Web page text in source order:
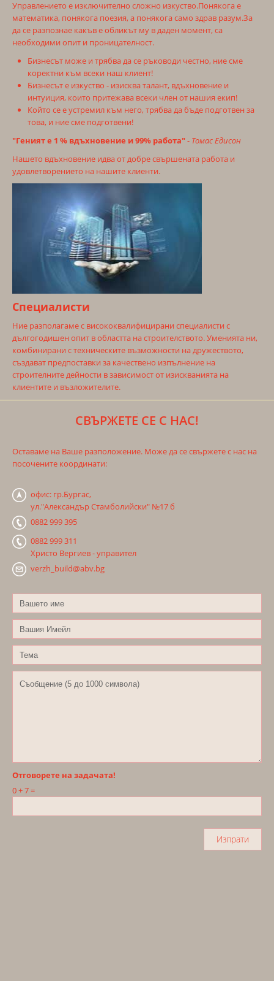
Управлението е изключително сложно изкуство.Понякога е
математика, понякога поезия, а понякога само здрав разум.За
да се разпознае какъв е обликът му в даден момент, са
необходими опит и проницателност.
Бизнесът може и трябва да се ръководи честно, ние сме
коректни към всеки наш клиент!
Бизнесът е изкуство - изисква талант, вдъхновение и
интуиция, които притежава всеки член от нашия екип!
Който се е устремил към него, трябва да бъде подготвен за
това, и ние сме подготвени!
"Геният е 1 % вдъхновение и 99% работа"- Томас Едисон
Нашето вдъхновение идва от добре свършената работа и
удовлетворението на нашите клиенти.
Специалисти
Ние разполагаме с висококвалифицирани специалисти с
дългогодишен опит в областта на строителството. Уменията ни,
комбинирани с техническите възможности на дружеството,
създават предпоставки за качествено изпълнение на
строителните дейности в зависимост от изискванията на
клиентите и възложителите.
СВЪРЖЕТЕ СЕ С НАС!
Оставаме на Ваше разположение. Може да се свържете с нас на
посочените координати:
офис: гр.Бургас,
ул."Александър Стамболийски" №17 б
0882 999 395
0882 999 311
Христо Вергиев - управител
verzh_build@abv.bg
Отговорете на задачата!
0 + 7 =
Изпрати